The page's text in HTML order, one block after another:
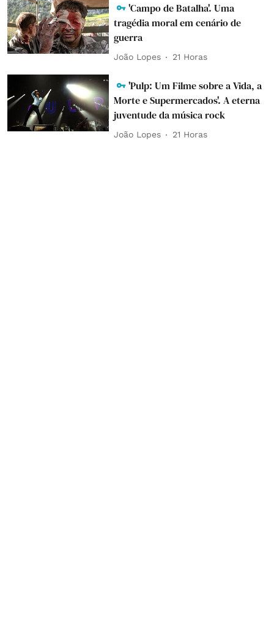
'Campo de Batalha'. Uma
tragédia moral em cenário de
guerra
João Lopes 21 Horas
'Pulp: Um Filme sobre a Vida, a
Morte e Supermercados'. A eterna
juventude da música rock
João Lopes 21 Horas